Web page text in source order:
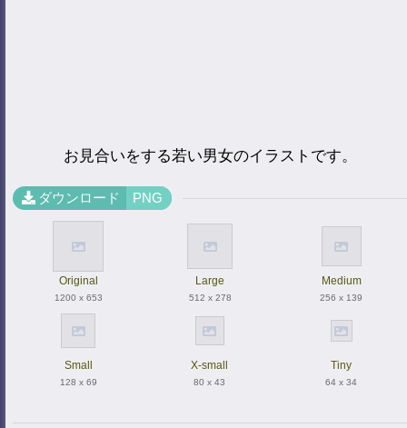
お見合いをする若い男女のイラストです。
ダウンロード PNG
Original
1200 x 653
Large
512 x 278
Medium
256 x 139
Small
128 x 69
X-small
80 x 43
Tiny
64 x 34